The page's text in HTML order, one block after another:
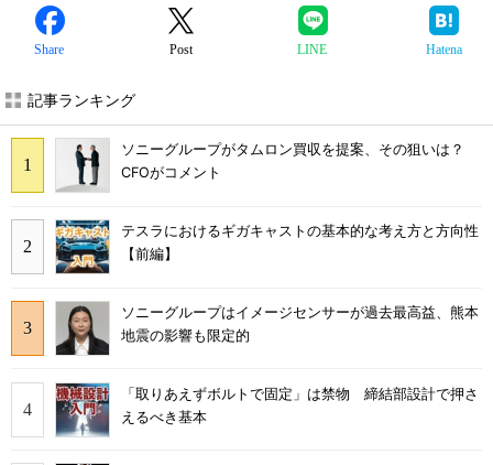
Share Post LINE Hatena
記事ランキング
ソニーグループがタムロン買収を提案、その狙いは？
CFOがコメント
テスラにおけるギガキャストの基本的な考え方と方向性
【前編】
ソニーグループはイメージセンサーが過去最高益、熊本
地震の影響も限定的
「取りあえずボルトで固定」は禁物 締結部設計で押さ
えるべき基本